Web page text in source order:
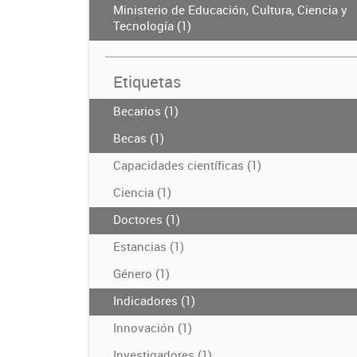
Ministerio de Educación, Cultura, Ciencia y
Tecnología (1)
Etiquetas
Becarios (1)
Becas (1)
Capacidades científicas (1)
Ciencia (1)
Doctores (1)
Estancias (1)
Género (1)
Indicadores (1)
Innovación (1)